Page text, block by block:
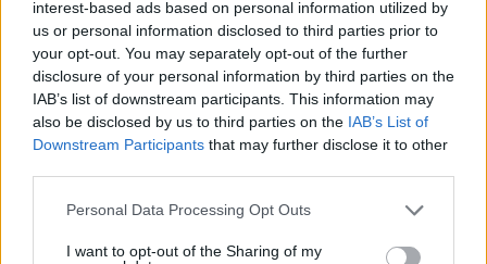
interest-based ads based on personal information utilized by
us or personal information disclosed to third parties prior to
your opt-out. You may separately opt-out of the further
disclosure of your personal information by third parties on the
IAB’s list of downstream participants. This information may
also be disclosed by us to third parties on the IAB’s List of
Downstream Participants that may further disclose it to other
Please note that this website/app uses one or more Google
not limited to your visit or usage behaviour. You may click to
Personal Data Processing Opt Outs
I want to opt-out of the Sharing of my
Ειδήσεις Δημοφιλή Σχολιασμένα
Τουλάχιστον 11 τραυματίες σε επιθέσεις των Χούθι στη
νότια Σαουδική Αραβία
πριν 21 λεπτά
πριν μία ώρα
07.08.2026, 01:44